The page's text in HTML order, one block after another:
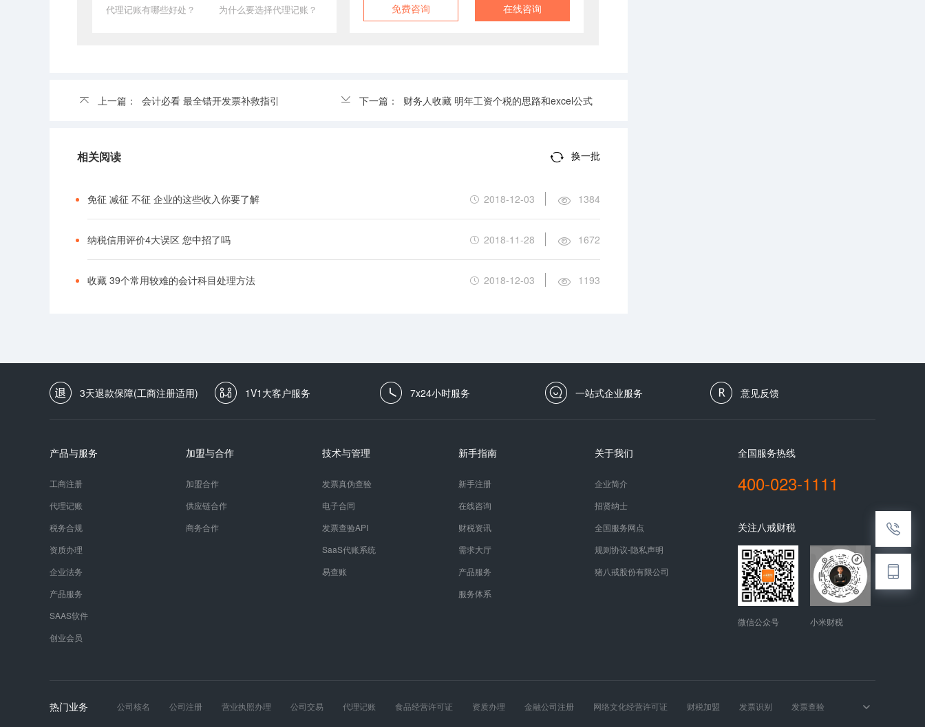
代理记账有哪些好处？
为什么要选择代理记账？ 免费咨询 在线咨询
上一篇： 会计必看 最全错开发票补救指引 下一篇： 财务人收藏 明年工资个税的思路和excel公式
相关阅读 换一批
免征 减征 不征 企业的这些收入你要了解 2018-12-03 1384
纳税信用评价4大误区 您中招了吗 2018-11-28 1672
收藏 39个常用较难的会计科目处理方法 2018-12-03 1193
3天退款保障(工商注册适用) 1V1大客户服务 7x24小时服务 一站式企业服务 意见反馈
产品与服务
工商注册
代理记账
税务合规
资质办理
企业法务
产品服务
SAAS软件
创业会员
加盟与合作
加盟合作
供应链合作
商务合作
技术与管理
发票真伪查验
电子合同
发票查验API
SaaS代账系统
易查账
新手指南
新手注册
在线咨询
财税资讯
需求大厅
产品服务
服务体系
关于我们
企业简介
招贤纳士
全国服务网点
规则协议-隐私声明
猪八戒股份有限公司
全国服务热线
400-023-1111
关注八戒财税
微信公众号 小米财税
热门业务 公司核名 公司注册 营业执照办理 公司交易 代理记账 食品经营许可证 资质办理 金融公司注册 网络文化经营许可证 财税加盟 发票识别
发票查验